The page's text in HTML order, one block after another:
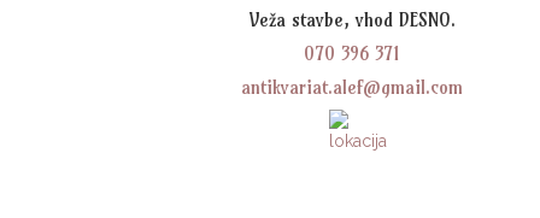
Veža stavbe, vhod DESNO.
070 396 371
antikvariat.alef@gmail.com